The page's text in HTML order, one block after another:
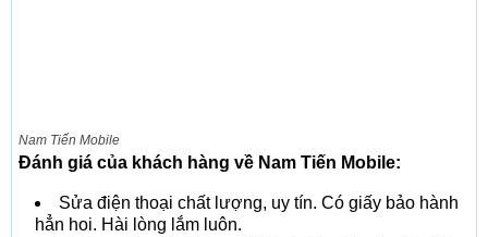
Nam Tiến Mobile
Đánh giá của khách hàng về Nam Tiến Mobile:
Sửa điện thoại chất lượng, uy tín. Có giấy bảo hành
hẳn hoi. Hài lòng lắm luôn.